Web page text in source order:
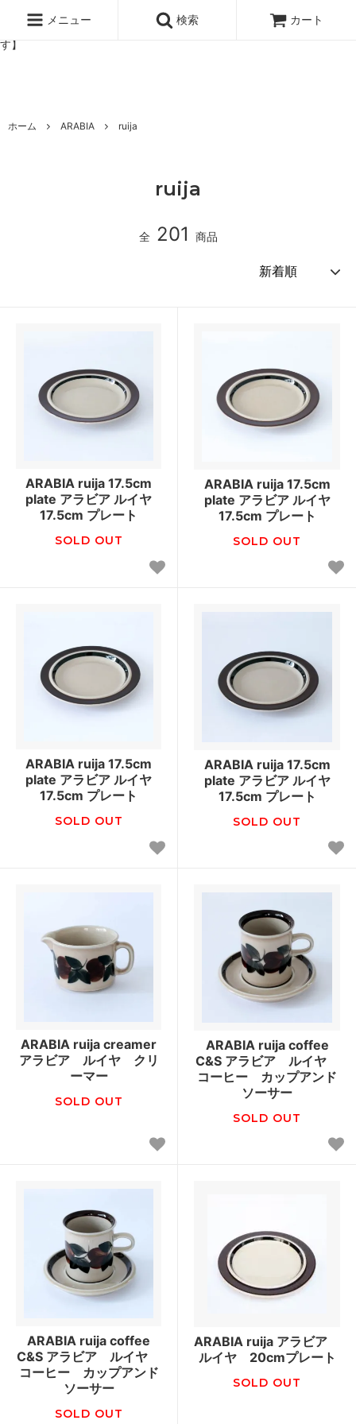
ッタのオンラインストア【アラビア,クイストゴーなどの北欧ヴィンテ
ージ食器,雅峰窯やソルテグラスジュエリーなどの作家の作品が並びま
す】
メニュー 検索 カート
ホーム ARABIA ruija
ruija
全 201 商品
ARABIA ruija 17.5cm
plate アラビア ルイヤ
17.5cm プレート
SOLD OUT
ARABIA ruija 17.5cm
plate アラビア ルイヤ
17.5cm プレート
SOLD OUT
ARABIA ruija 17.5cm
plate アラビア ルイヤ
17.5cm プレート
SOLD OUT
ARABIA ruija 17.5cm
plate アラビア ルイヤ
17.5cm プレート
SOLD OUT
ARABIA ruija creamer
アラビア ルイヤ クリ
ーマー
SOLD OUT
ARABIA ruija coffee
C&S アラビア ルイヤ
コーヒー カップアンド
ソーサー
SOLD OUT
ARABIA ruija coffee
C&S アラビア ルイヤ
コーヒー カップアンド
ソーサー
SOLD OUT
ARABIA ruija アラビア
ルイヤ 20cmプレート
SOLD OUT